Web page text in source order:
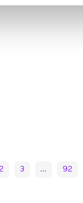
3 … 92